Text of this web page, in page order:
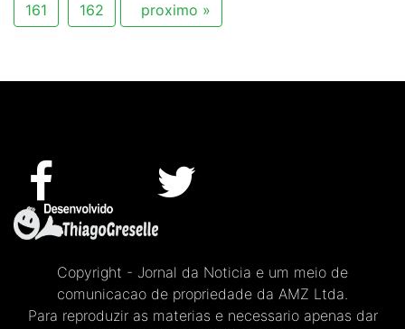
161 162 proximo »
Copyright - Jornal da Noticia e um meio de
comunicacao de propriedade da AMZ Ltda.
Para reproduzir as materias e necessario apenas dar